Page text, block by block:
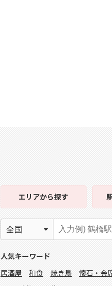
エリアから探す
人気キーワード
居酒屋
和食 焼き鳥 懐石・会